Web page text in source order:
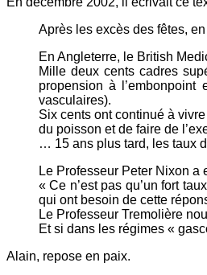
Après les excès des fêtes,
En Angleterre, le British
Mille deux cents cadres
propension à
vasculaires).
Six cents ont continué à
du poisson et de faire de
… 15 ans plus tard, les taux
Le Professeur Peter Nixon a
« Ce n’est pas qu’un fort
qui ont besoin de cette
Le Professeur Tremolière
Et si dans les régimes «
Alain, repose en paix.